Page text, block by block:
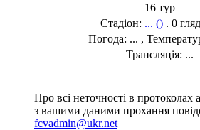
16 тур
Стадіон: ... (). 0
Погода: ... ,
Трансляція: ...
Про всі неточності в протоколах
з вашими даними прохання
fcvadmin@ukr.net